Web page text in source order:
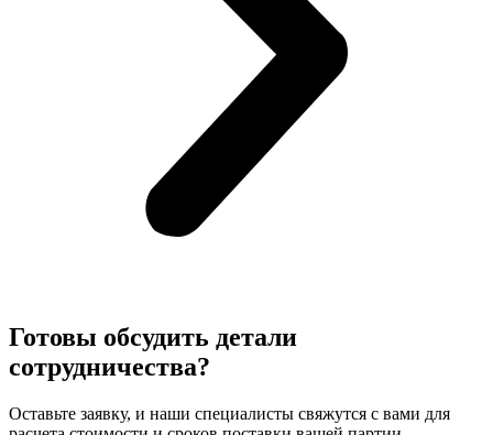
Готовы обсудить детали
сотрудничества?
Оставьте заявку, и наши специалисты свяжутся с вами для